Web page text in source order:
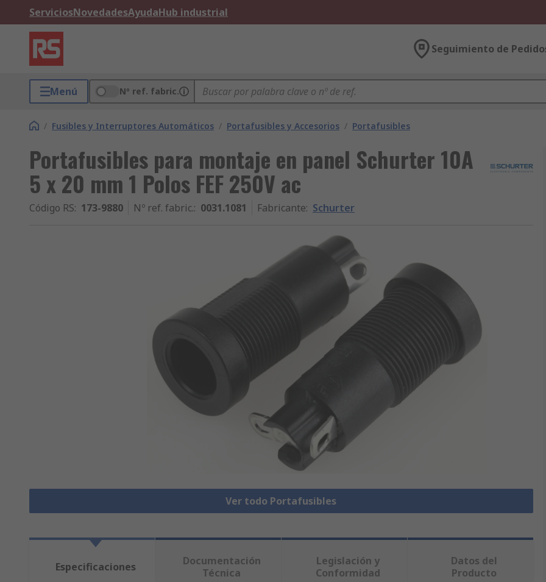
ServiciosNovedadesAyudaHub industrial
Seguimiento de
Menú Nº ref. fabric.
/ Fusibles y Interruptores Automáticos / Portafusibles y Accesorios / Portafusibles
Portafusibles para montaje en panel Schurter 10A
5 x 20 mm 1 Polos FEF 250V ac
Código RS: 173-9880 Nº ref. fabric.: 0031.1081 Fabricante: Schurter
Ver todo Portafusibles
Especificaciones
Documentación
Técnica
Legislación y
Conformidad
Datos del
Producto